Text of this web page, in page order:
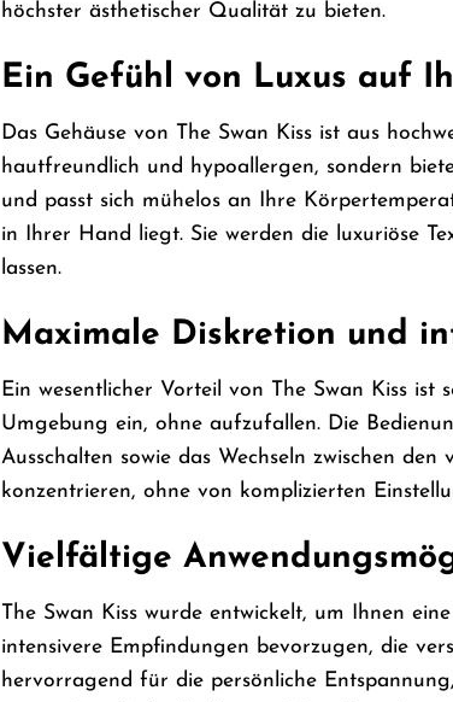
höchster ästhetischer Qualität zu bieten.
Ein Gefühl von Luxus auf
Das Gehäuse von The Swan Kiss ist aus
hautfreundlich und hypoallergen, sondern
und passt sich mühelos an Ihre
in Ihrer Hand liegt. Sie werden die luxuriöse
lassen.
Maximale Diskretion und
Ein wesentlicher Vorteil von The Swan Kiss
Umgebung ein, ohne aufzufallen. Die
Ausschalten sowie das Wechseln zwischen
konzentrieren, ohne von komplizierten
Vielfältige
The Swan Kiss wurde entwickelt, um Ihnen
intensivere Empfindungen bevorzugen, die
hervorragend für die persönliche